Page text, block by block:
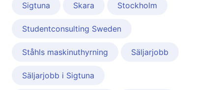
Sigtuna Skara Stockholm
Studentconsulting Sweden
Ståhls maskinuthyrning Säljarjobb
Säljarjobb i Sigtuna